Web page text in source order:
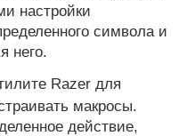
настройки
символа и
него.
Razer для
макросы.
действие,